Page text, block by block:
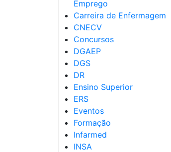
Emprego
Carreira de Enfermagem
CNECV
Concursos
DGAEP
DGS
DR
Ensino Superior
ERS
Eventos
Formação
Infarmed
INSA